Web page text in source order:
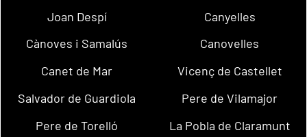
Joan Despí
Canyelles
Cànoves i Samalús
Canovelles
Canet de Mar
Vicenç de Castellet
Salvador de Guardiola
Pere de Vilamajor
Pere de Torelló
La Pobla de Claramunt